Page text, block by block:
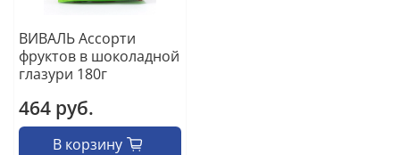
ВИВАЛЬ Ассорти
фруктов в шоколадной
глазури 180г
464 руб.
В корзину